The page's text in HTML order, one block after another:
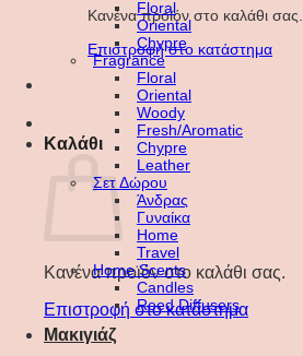
Κανένα προϊόν στο καλάθι σας.
Επιστροφή στο κατάστημα
Καλάθι
Κανένα προϊόν στο καλάθι σας.
Επιστροφή στο κατάστημα
Floral
Oriental
Chypre
Fragrance
Floral
Oriental
Woody
Fresh/Aromatic
Chypre
Leather
Σετ Δώρου
Άνδρας
Γυναίκα
Home
Travel
Home Scents
Candles
Reed Diffusers
Μακιγιάζ